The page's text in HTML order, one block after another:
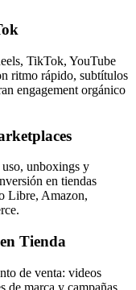
TikTok, YouTube
ritmo rápido, subtítulos
engagement orgánico
uso, unboxings y
en tiendas
Libre, Amazon,
Tienda
de venta: videos
de marca y campañas